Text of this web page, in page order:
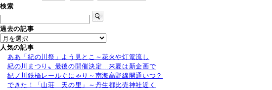
検索
過去の記事
人気の記事
ああ「紀の川祭」よう見とこ～花火や灯篭流し
紀の川まつり〟最後の開催決定…来夏は新企画で
紀ノ川鉄橋レールぐにゃり～南海高野線開通いつ？
できた！「山荘 天の里」～丹生都比売神社近く